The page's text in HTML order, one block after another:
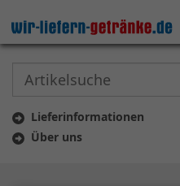
Lieferinformationen
Über uns